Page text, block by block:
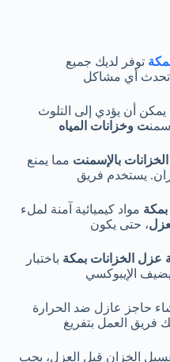
توفر لديك جميع
تحدث أي مشاكل
أن يؤدي إلى التلوث
ت وخزانات المياه
بالإسمنت مما يمنع
يستخدم فريق
مواد كيميائية آمنة لملء
، حتى يكون
عزل الخزانات بمكة باختبار
الإيبوكسي
حاجز عازل ضد الحرارة
فريق العمل بتفريغ
الخزان قبل العزل، يجب